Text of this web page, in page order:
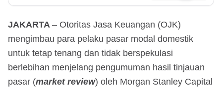
JAKARTA – Otoritas Jasa Keuangan (OJK)
mengimbau para pelaku pasar modal domestik
untuk tetap tenang dan tidak berspekulasi
berlebihan menjelang pengumuman hasil tinjauan
pasar (market review) oleh Morgan Stanley Capital